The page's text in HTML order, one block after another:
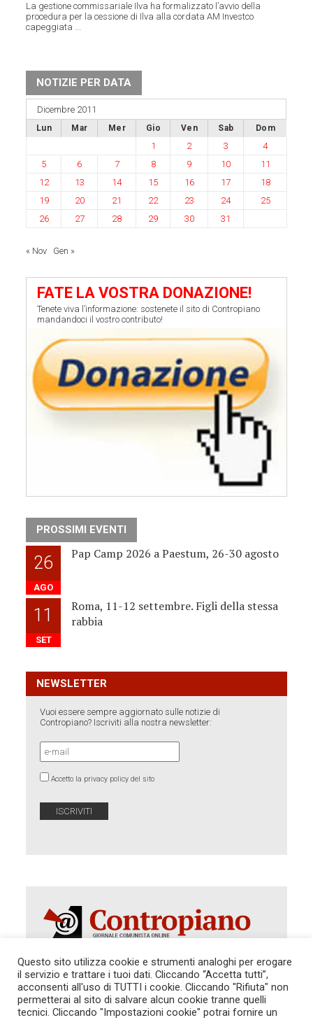
La gestione commissariale Ilva ha formalizzato l’avvio della
procedura per la cessione di Ilva alla cordata AM Investco
capeggiata ...
NOTIZIE PER DATA
Dicembre 2011
Lun Mar Mer Gio Ven Sab Dom
1 2 3
4
5
6 7 8 9 10
11
12
13 14 15 16 17
18
19
20 21 22 23 24
25
26
27 28 29 30 31
« Nov Gen »
FATE LA VOSTRA DONAZIONE!
Tenete viva l’informazione: sostenete il sito di Contropiano
mandandoci il vostro contributo!
PROSSIMI EVENTI
26
AGO
Pap Camp 2026 a Paestum, 26-30 agosto
11
SET
Roma, 11-12 settembre. Figli della stessa
rabbia
NEWSLETTER
Vuoi essere sempre aggiornato sulle notizie di
Contropiano? Iscriviti alla nostra newsletter:
Accetto la privacy policy del sito
Autorizzazione del Tribunale di Roma 286 del 31
dicembre 2014. Direttore Responsabile: Sergio
Cararo. Indirizzo: V.Casalbruciato 27- sc. B - 00159
Questo sito utilizza cookie e strumenti analoghi per erogare
il servizio e trattare i tuoi dati. Cliccando “Accetta tutti”,
acconsenti all'uso di TUTTI i cookie. Cliccando "Rifiuta" non
permetterai al sito di salvare alcun cookie tranne quelli
tecnici. Cliccando "Impostazioni cookie" potrai fornire un